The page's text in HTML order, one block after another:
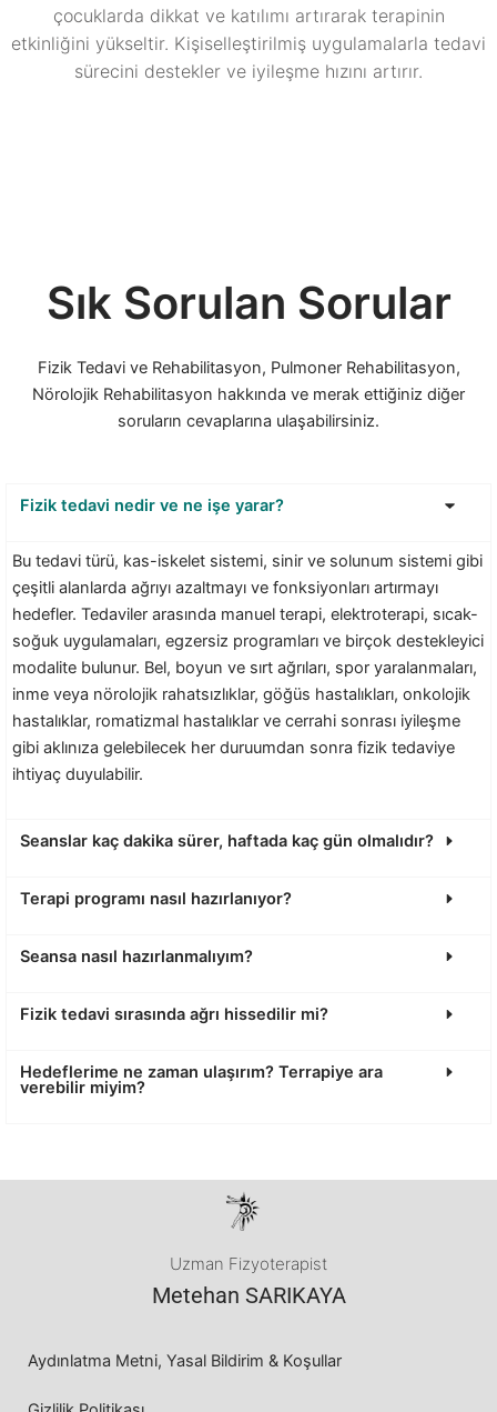
çocuklarda dikkat ve katılımı artırarak terapinin
etkinliğini yükseltir. Kişiselleştirilmiş uygulamalarla tedavi
sürecini destekler ve iyileşme hızını artırır.
Sık Sorulan Sorular
Fizik Tedavi ve Rehabilitasyon, Pulmoner Rehabilitasyon,
Nörolojik Rehabilitasyon hakkında ve merak ettiğiniz diğer
soruların cevaplarına ulaşabilirsiniz.
Fizik tedavi nedir ve ne işe yarar?
Bu tedavi türü, kas-iskelet sistemi, sinir ve solunum sistemi gibi
çeşitli alanlarda ağrıyı azaltmayı ve fonksiyonları artırmayı
hedefler. Tedaviler arasında manuel terapi, elektroterapi, sıcak-
soğuk uygulamaları, egzersiz programları ve birçok destekleyici
modalite bulunur​. Bel, boyun ve sırt ağrıları, spor yaralanmaları,
inme veya nörolojik rahatsızlıklar, göğüs hastalıkları, onkolojik
hastalıklar, romatizmal hastalıklar ve cerrahi sonrası iyileşme
gibi aklınıza gelebilecek her duruumdan sonra fizik tedaviye
ihtiyaç duyulabilir.
Seanslar kaç dakika sürer, haftada kaç gün olmalıdır?
Terapi programı nasıl hazırlanıyor?
Seansa nasıl hazırlanmalıyım?
Fizik tedavi sırasında ağrı hissedilir mi?
Hedeflerime ne zaman ulaşırım? Terrapiye ara
verebilir miyim?
Uzman Fizyoterapist
Metehan SARIKAYA
Aydınlatma Metni, Yasal Bildirim & Koşullar